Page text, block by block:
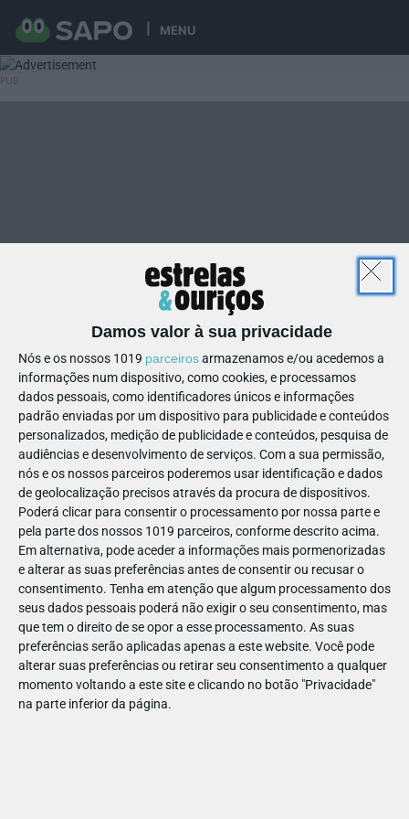
MENU
Damos valor à sua privacidade
Nós e os nossos 1019 parceirosarmazenamos e/ou acedemos a
informações num dispositivo, como cookies, e processamos
dados pessoais, como identificadores únicos e informações
padrão enviadas por um dispositivo para publicidade e conteúdos
personalizados, medição de publicidade e conteúdos, pesquisa de
audiências e desenvolvimento de serviços. Com a sua permissão,
nós e os nossos parceiros poderemos usar identificação e dados
de geolocalização precisos através da procura de dispositivos.
Poderá clicar para consentir o processamento por nossa parte e
pela parte dos nossos 1019 parceiros, conforme descrito acima.
Em alternativa, pode aceder a informações mais pormenorizadas
e alterar as suas preferências antes de consentir ou recusar o
consentimento. Tenha em atenção que algum processamento dos
seus dados pessoais poderá não exigir o seu consentimento, mas
que tem o direito de se opor a esse processamento. As suas
preferências serão aplicadas apenas a este website. Você pode
alterar suas preferências ou retirar seu consentimento a qualquer
momento voltando a este site e clicando no botão "Privacidade"
na parte inferior da página.
10
1188141980923236